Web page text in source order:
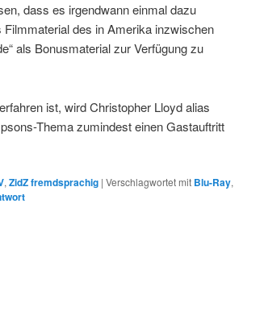
dass es irgendwann einmal dazu
des in Amerika inzwischen
als Bonusmaterial zur Verfügung zu
ist, wird Christopher Lloyd alias
Thema zumindest einen Gastauftritt
, ZidZ fremdsprachig | Verschlagwortet mit Blu-Ray,